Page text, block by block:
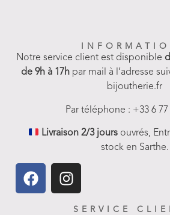
Notre service client est disponible
de 9h à 17h par mail à l’adresse
bijoutherie.fr
Par téléphone : +33 6 77
Livraison 2/3 joursouvrés,
stock en Sarthe.
SERVICE